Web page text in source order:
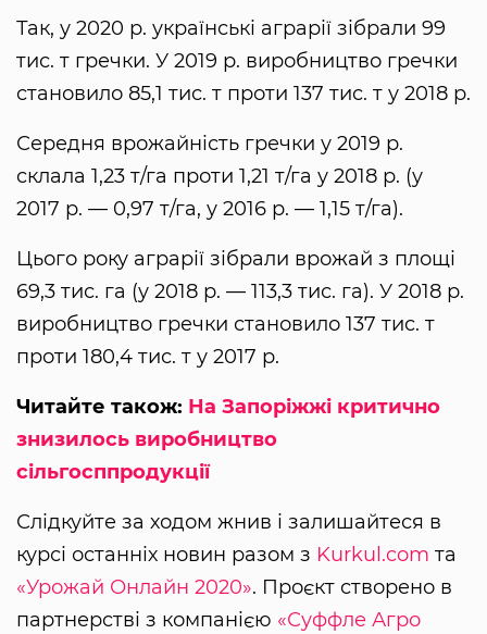
Так, у 2020 р. українські аграрії зібрали 99
тис. т гречки. У 2019 р. виробництво гречки
становило 85,1 тис. т проти 137 тис. т у 2018 р.
Середня врожайність гречки у 2019 р.
склала 1,23 т/га проти 1,21 т/га у 2018 р. (у
2017 р. — 0,97 т/га, у 2016 р. — 1,15 т/га).
Цього року аграрії зібрали врожай з площі
69,3 тис. га (у 2018 р. — 113,3 тис. га). У 2018 р.
виробництво гречки становило 137 тис. т
проти 180,4 тис. т у 2017 р.
Читайте також: На Запоріжжі критично
знизилось виробництво
сільгосппродукції
Слідкуйте за ходом жнив і залишайтеся в
курсі останніх новин разом з Kurkul.com та
«Урожай Онлайн 2020». Проєкт створено в
партнерстві з компанією «Суффле Агро